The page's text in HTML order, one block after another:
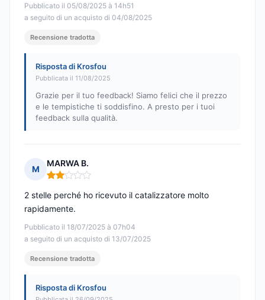
Pubblicato il 05/08/2025 à 14h51
a seguito di un acquisto di 04/08/2025
Recensione tradotta
Risposta di Krosfou
Pubblicata il 11/08/2025
Grazie per il tuo feedback! Siamo felici che il prezzo
e le tempistiche ti soddisfino. A presto per i tuoi
feedback sulla qualità.
M
MARWA B.
Nota: 2 su 5
Pubblicato il 18/07/2025 à 07h04
a seguito di un acquisto di 13/07/2025
2 stelle perché ho ricevuto il catalizzatore molto
rapidamente.
Recensione tradotta
Risposta di Krosfou